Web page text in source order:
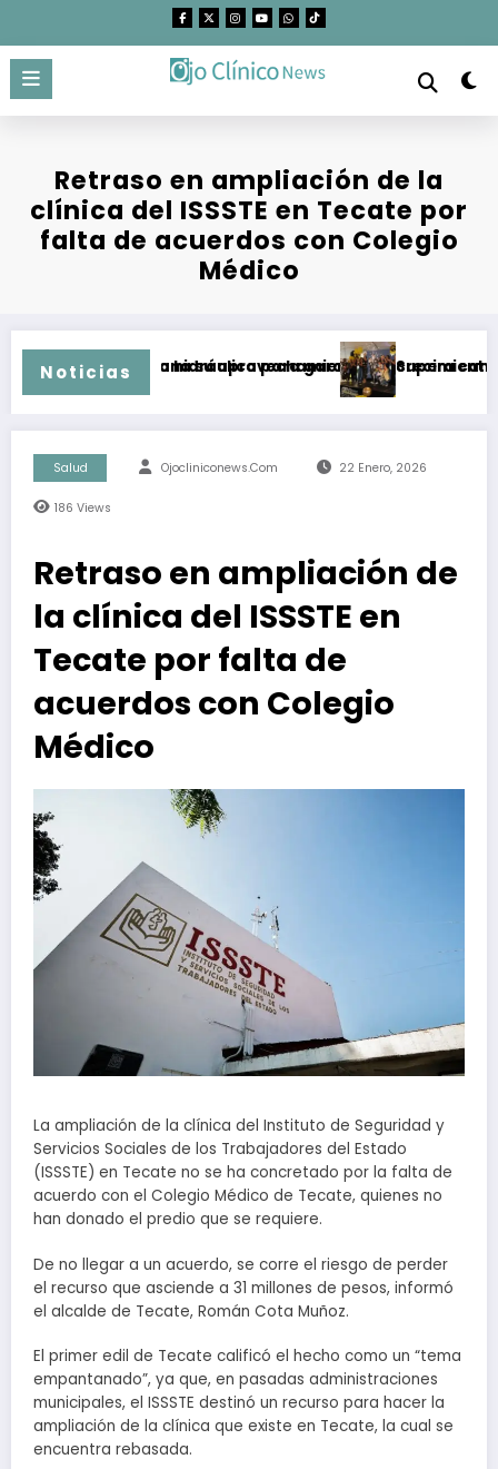
contenido
Retraso en ampliación de la
clínica del ISSSTE en Tecate por
falta de acuerdos con Colegio
Médico
Noticias
condiciona su aprovechamiento
hidráulica para garantizar crecimiento de
Supera campaña
Salud Ojocliniconews.com 22 Enero, 2026
186 Views
Retraso en ampliación de
la clínica del ISSSTE en
Tecate por falta de
acuerdos con Colegio
Médico
La ampliación de la clínica del Instituto de Seguridad y
Servicios Sociales de los Trabajadores del Estado
(ISSSTE) en Tecate no se ha concretado por la falta de
acuerdo con el Colegio Médico de Tecate, quienes no
han donado el predio que se requiere.
De no llegar a un acuerdo, se corre el riesgo de perder
el recurso que asciende a 31 millones de pesos, informó
el alcalde de Tecate, Román Cota Muñoz.
El primer edil de Tecate calificó el hecho como un “tema
empantanado”, ya que, en pasadas administraciones
municipales, el ISSSTE destinó un recurso para hacer la
ampliación de la clínica que existe en Tecate, la cual se
encuentra rebasada.